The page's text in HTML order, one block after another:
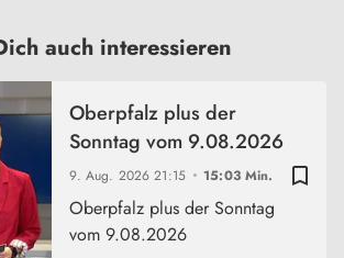
auch interessieren
bookmark_border
9. Aug. 202621:15 15:03 Min.
Oberpfalz plus der
Sonntag vom 9.08.2026
Oberpfalz plus der Sonntag
vom 9.08.2026